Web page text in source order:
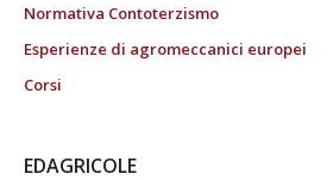
Normativa Contoterzismo
Esperienze di agromeccanici europei
Corsi
EDAGRICOLE